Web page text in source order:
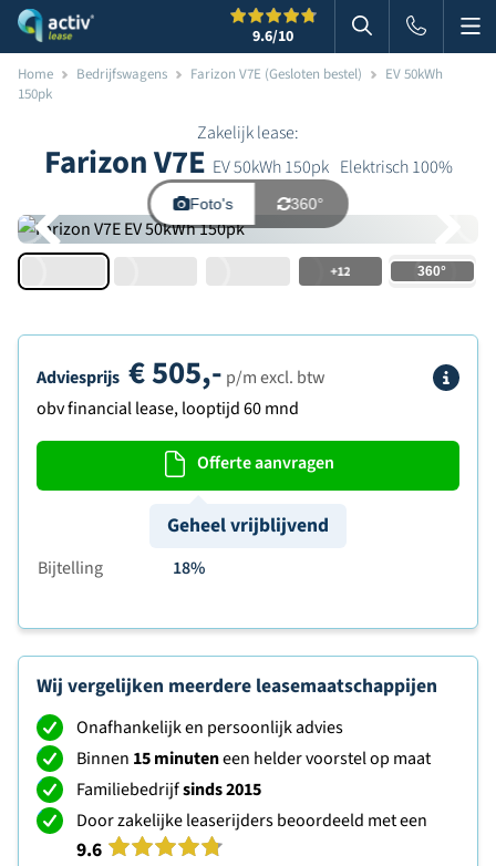
9.6/10 Zoeken in
Home Bedrijfswagens Farizon V7E (Gesloten bestel)
EV 50kWh
150pk
Zakelijk lease:
Farizon V7E EV 50kWh 150pk Elektrisch 100%
Foto's 360°
+12
Adviesprijs €505,- p/m excl. btw
obv financial lease, looptijd 60 mnd
Offerte aanvragen
Geheel vrijblijvend
Bijtelling 18%
Wij vergelijken meerdere leasemaatschappijen
Onafhankelijk en persoonlijk advies
Binnen 15 minuteneen helder voorstel op maat
Familiebedrijfsinds 2015
Door zakelijke leaserijders beoordeeld met een
9.6